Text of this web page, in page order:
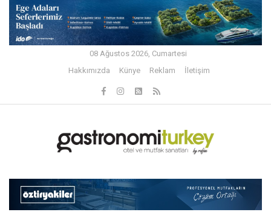
08 Ağustos 2026, Cumartesi
Hakkımızda
Künye Reklam İletişim